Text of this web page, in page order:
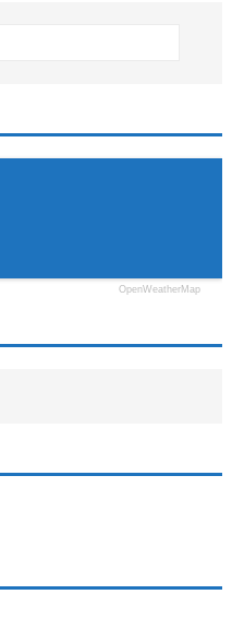
OpenWeatherMap